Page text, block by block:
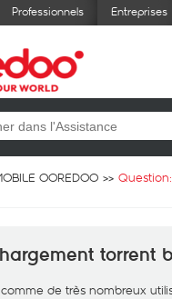
Professionnels Entreprises
OOREDOO
torrent
de très nombreux